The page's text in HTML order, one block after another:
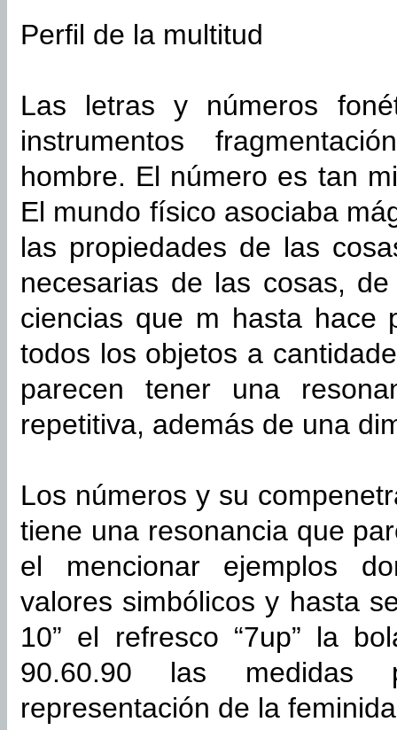
Perfil de la multitud
Las letras y números
instrumentos
hombre. El número es tan
El mundo físico asociaba
las propiedades de las
necesarias de las cosas,
ciencias que m hasta hace
todos los objetos a
parecen tener una
repetitiva, además de una
Los números y su
tiene una resonancia que
el mencionar ejemplos
valores simbólicos y hasta
10” el refresco “7up” la
90.60.90 las
representación de la